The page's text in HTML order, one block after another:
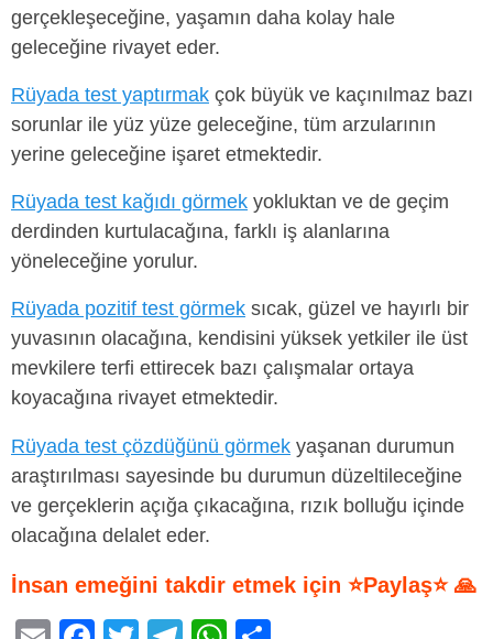
gerçekleşeceğine, yaşamın daha kolay hale
geleceğine rivayet eder.
Rüyada test yaptırmak çok büyük ve kaçınılmaz bazı
sorunlar ile yüz yüze geleceğine, tüm arzularının
yerine geleceğine işaret etmektedir.
Rüyada test kağıdı görmek yokluktan ve de geçim
derdinden kurtulacağına, farklı iş alanlarına
yöneleceğine yorulur.
Rüyada pozitif test görmek sıcak, güzel ve hayırlı bir
yuvasının olacağına, kendisini yüksek yetkiler ile üst
mevkilere terfi ettirecek bazı çalışmalar ortaya
koyacağına rivayet etmektedir.
Rüyada test çözdüğünü görmek yaşanan durumun
araştırılması sayesinde bu durumun düzeltileceğine
ve gerçeklerin açığa çıkacağına, rızık bolluğu içinde
olacağına delalet eder.
İnsan emeğini takdir etmek için ⭐Paylaş⭐ 🙏